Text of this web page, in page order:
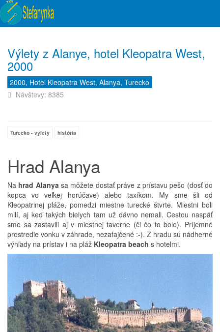
Výlety z Alanye, hotel Kleopatra West,
2000
2000, Hotel Kleopatra West, Alanya, Turecko
Návštevy: 8385
Turecko - výlety história
Hrad Alanya
Na hrad Alanyasa môžete dostať práve z prístavu pešo (dosť do
kopca vo veľkej horúčave) alebo taxíkom. My sme šli od
Kleopatrinej pláže, pomedzi miestne turecké štvrte. Miestni boli
milí, aj keď takých bielych tam už dávno nemali. Cestou naspäť
sme sa zastavili aj v miestnej taverne (či čo to bolo). Príjemné
prostredie vonku v záhrade, nezafajčené :-). Z hradu sú nádherné
výhľady na prístav i na pláž Kleopatra beach s hotelmi.